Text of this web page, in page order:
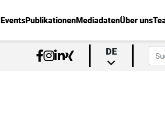
EventsPublikationenMediadatenÜber uns
DE